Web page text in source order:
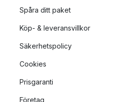
Spåra ditt paket
Köp- & leveransvillkor
Säkerhetspolicy
Cookies
Prisgaranti
Företag